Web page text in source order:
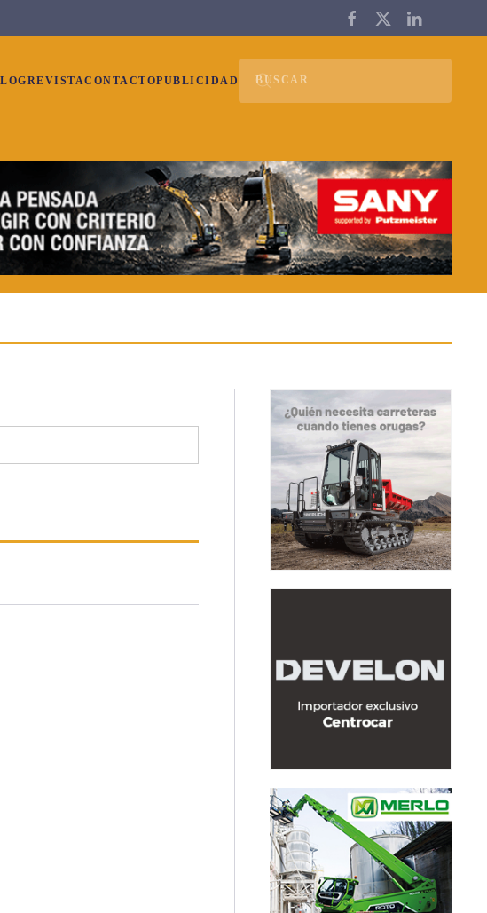
REVISTACONTACTOPUBLICIDAD